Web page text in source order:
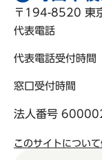
〒194-8520 東
代表電話
代表電話受付時間
窓口受付時間
法人番号
このサイトについて